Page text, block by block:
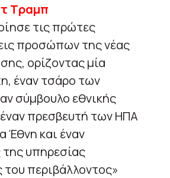
Τραμπ
τις πρώτες
προσώπων της νέας
ορίζοντας μία
έναν τσάρο των
σύμβουλο εθνικής
πρεσβευτή των ΗΠΑ
Έθνη και έναν
υπηρεσίας
περιβάλλοντος»